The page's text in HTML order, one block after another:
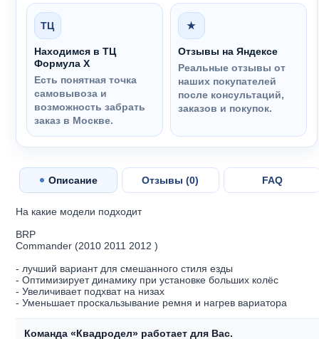
ТЦ
Находимся в ТЦ
Формула Х
Есть понятная точка
самовывоза и
возможность забрать
заказ в Москве.
★
Отзывы на Яндексе
Реальные отзывы от
наших покупателей
после консультаций,
заказов и покупок.
Описание Отзывы (0) FAQ
На какие модели подходит
BRP
Commander (2010 2011 2012 )
- лучший вариант для смешанного стиля езды
- Оптимизирует динамику при установке больших колёс
- Увеличивает подхват на низах
- Уменьшает проскальзывание ремня и нагрев вариатора
Команда «Квадродел» работает для Вас.